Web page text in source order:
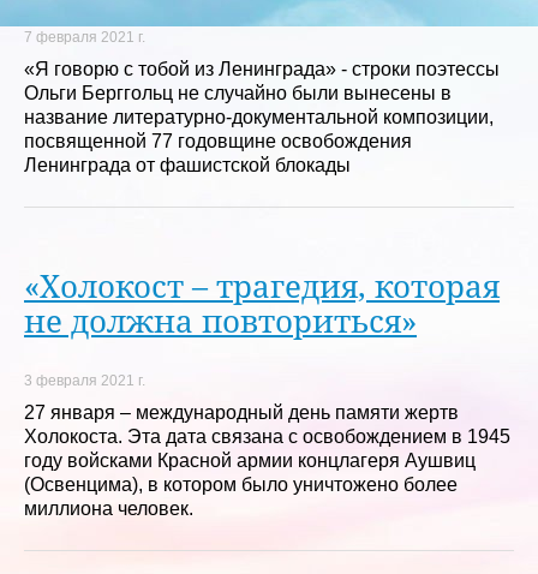
7 февраля 2021 г.
«Я говорю с тобой из Ленинграда» - строки поэтессы
Ольги Берггольц не случайно были вынесены в
название литературно-документальной композиции,
посвященной 77 годовщине освобождения
Ленинграда от фашистской блокады
«Холокост – трагедия, которая
не должна повториться»
3 февраля 2021 г.
27 января – международный день памяти жертв
Холокоста. Эта дата связана с освобождением в 1945
году войсками Красной армии концлагеря Аушвиц
(Освенцима), в котором было уничтожено более
миллиона человек.